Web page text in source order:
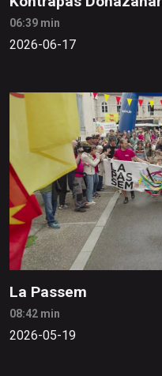
06:39 min
2026-06-17
La Passem
08:42 min
2026-05-19